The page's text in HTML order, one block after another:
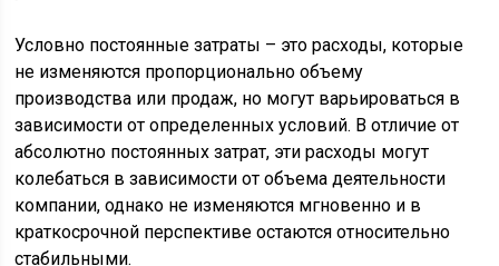
Условно постоянные затраты – это расходы, которые
не изменяются пропорционально объему
производства или продаж, но могут варьироваться в
зависимости от определенных условий. В отличие от
абсолютно постоянных затрат, эти расходы могут
колебаться в зависимости от объема деятельности
компании, однако не изменяются мгновенно и в
краткосрочной перспективе остаются относительно
стабильными.